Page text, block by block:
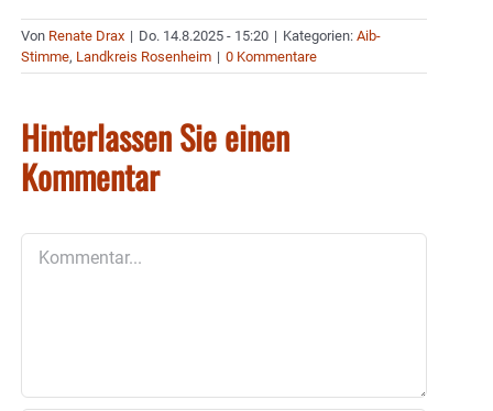
Von Renate Drax | Do. 14.8.2025 - 15:20 | Kategorien: Aib-
Stimme, Landkreis Rosenheim | 0 Kommentare
Hinterlassen Sie einen
Kommentar